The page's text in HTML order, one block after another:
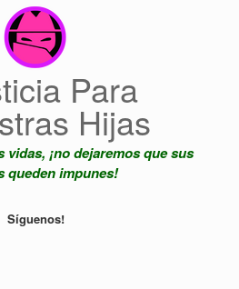
Para
Hijas
vidas, ¡no dejaremos que sus
queden impunes!
Síguenos!